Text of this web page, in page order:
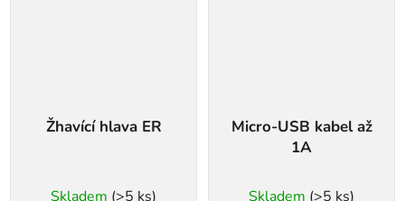
Žhavící hlava ER
Skladem (>5 ks)
Micro-USB kabel až
1A
Skladem (>5 ks)